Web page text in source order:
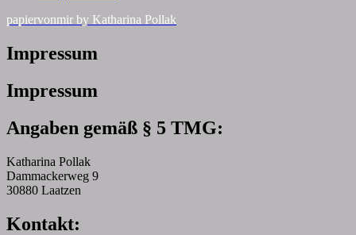
papiervonmir by Katharina Pollak
Impressum
Impressum
Impressum
Angaben gemäß § 5 TMG:
Katharina Pollak
Dammackerweg 9
30880 Laatzen
Kontakt: